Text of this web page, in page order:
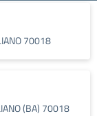
70018
(BA) 70018